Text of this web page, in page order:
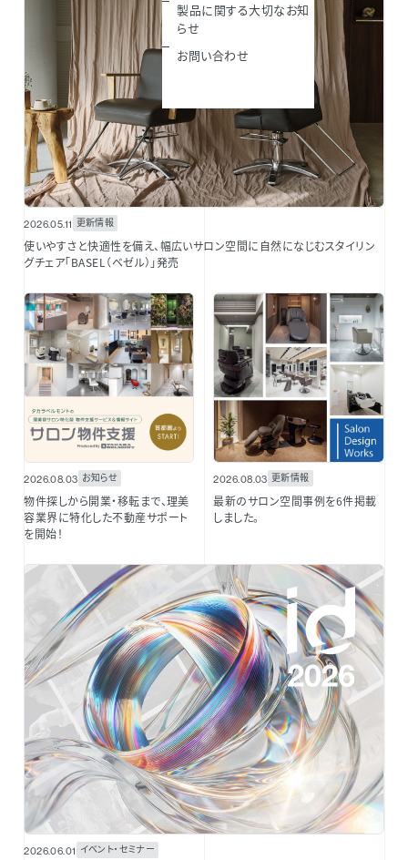
製品に関する大切なお知
らせ
お問い合わせ
2026.05.11 更新情報
使いやすさと快適性を備え、幅広いサロン空間に自然になじむスタイリン
グチェア「BASEL（ベゼル）」発売
2026.08.03 お知らせ
物件探しから開業・移転まで、理美
容業界に特化した不動産サポート
を開始！
2026.08.03 更新情報
最新のサロン空間事例を6件掲載
しました。
2026.06.01 イベント・セミナー